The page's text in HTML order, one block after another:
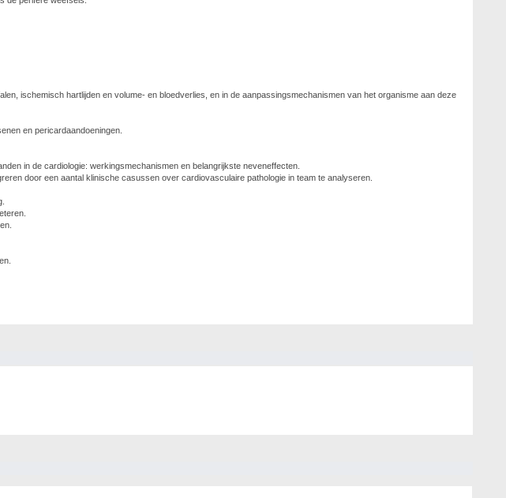
ischemisch hartlijden en volume- en bloedverlies, en in de aanpassingsmechanismen van het organisme aan deze
en pericardaandoeningen.
in de cardiologie: werkingsmechanismen en belangrijkste neveneffecten.
door een aantal klinische casussen over cardiovasculaire pathologie in team te analyseren.